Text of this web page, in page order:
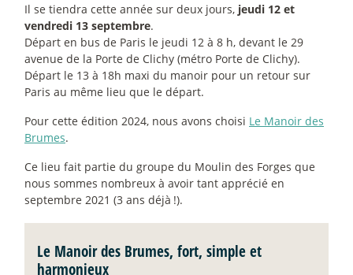
Il se tiendra cette année sur deux jours, jeudi 12 et
vendredi 13 septembre.
Départ en bus de Paris le jeudi 12 à 8 h, devant le 29
avenue de la Porte de Clichy (métro Porte de Clichy).
Départ le 13 à 18h maxi du manoir pour un retour sur
Paris au même lieu que le départ.
Pour cette édition 2024, nous avons choisi Le Manoir des
Brumes.
Ce lieu fait partie du groupe du Moulin des Forges que
nous sommes nombreux à avoir tant apprécié en
septembre 2021 (3 ans déjà !).
Le Manoir des Brumes, fort, simple et
harmonieux